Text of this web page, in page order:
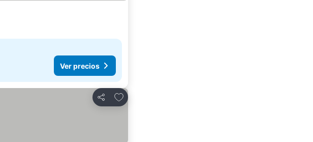
Ver precios
Compartir
Añadir a favoritos